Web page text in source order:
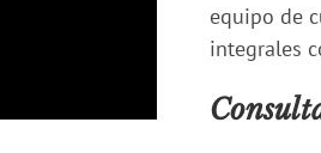
equipo de
integrales